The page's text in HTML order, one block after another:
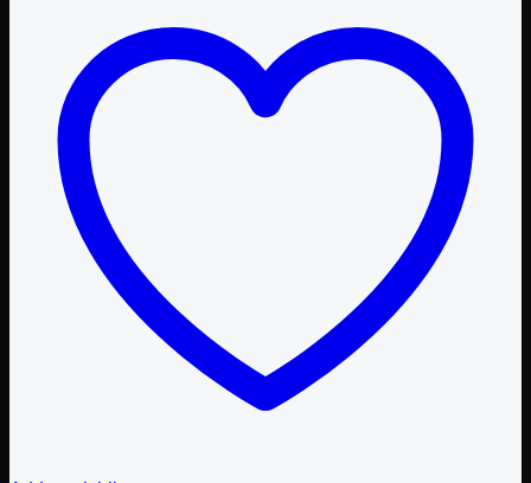
Darkside
อาร์ม
เสื้อ
Switch
Panda:
Giraffe
Darkside